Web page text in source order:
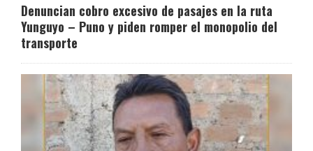
Denuncian cobro excesivo de pasajes en la ruta
Yunguyo – Puno y piden romper el monopolio del
transporte